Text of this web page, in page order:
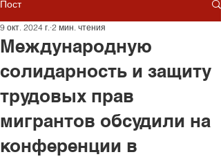
Пост
Международную
солидарность и защиту
трудовых прав
мигрантов обсудили на
конференции в
9 окт. 2024 г. 2 мин. чтения